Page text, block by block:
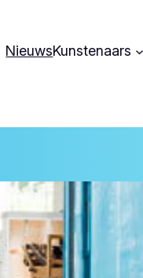
NieuwsKunstenaars